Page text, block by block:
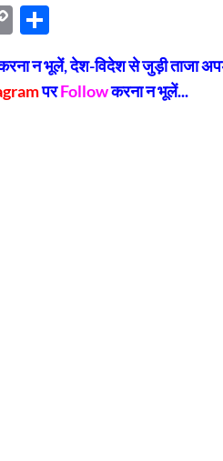
Copy
Link
न भूलें, देश-विदेश से जुड़ी ताजा
परFollowकरना न भूलें...